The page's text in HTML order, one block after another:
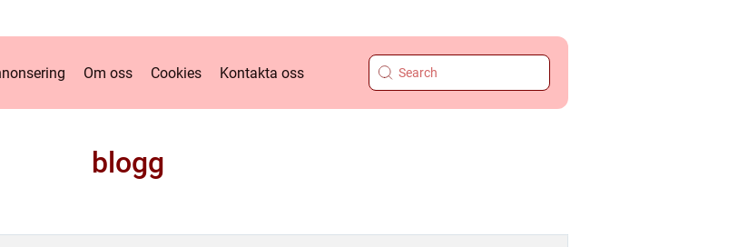
Om oss Cookies Kontakta oss
blogg